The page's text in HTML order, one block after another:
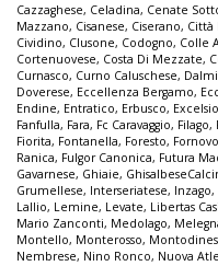
Cazzaghese, Celadina, Cenate
Mazzano, Cisanese, Ciserano, Città
Cividino, Clusone, Codogno, Colle
Cortenuovese, Costa Di Mezzate,
Curnasco, Curno Caluschese,
Doverese, Eccellenza Bergamo,
Endine, Entratico, Erbusco,
Fanfulla, Fara, Fc Caravaggio, Filago,
Fiorita, Fontanella, Foresto, Fornovo
Ranica, Fulgor Canonica, Futura
Gavarnese, Ghiaie,
Grumellese, Interseriatese, Inzago,
Lallio, Lemine, Levate, Libertas
Mario Zanconti, Medolago,
Montello, Monterosso,
Nembrese, Nino Ronco, Nuova